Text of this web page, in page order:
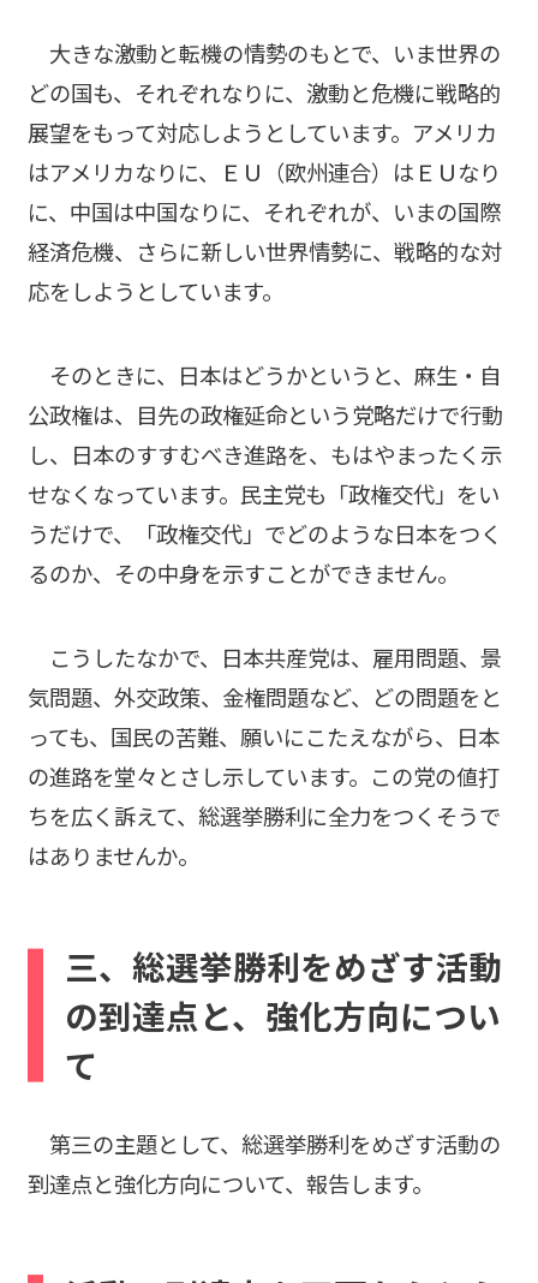
大きな激動と転機の情勢のもとで、いま世界の
どの国も、それぞれなりに、激動と危機に戦略的
展望をもって対応しようとしています。アメリカ
はアメリカなりに、ＥＵ（欧州連合）はＥＵなり
に、中国は中国なりに、それぞれが、いまの国際
経済危機、さらに新しい世界情勢に、戦略的な対
応をしようとしています。
そのときに、日本はどうかというと、麻生・自
公政権は、目先の政権延命という党略だけで行動
し、日本のすすむべき進路を、もはやまったく示
せなくなっています。民主党も「政権交代」をい
うだけで、「政権交代」でどのような日本をつく
るのか、その中身を示すことができません。
こうしたなかで、日本共産党は、雇用問題、景
気問題、外交政策、金権問題など、どの問題をと
っても、国民の苦難、願いにこたえながら、日本
の進路を堂々とさし示しています。この党の値打
ちを広く訴えて、総選挙勝利に全力をつくそうで
はありませんか。
三、総選挙勝利をめざす活動
の到達点と、強化方向につい
て
第三の主題として、総選挙勝利をめざす活動の
到達点と強化方向について、報告します。